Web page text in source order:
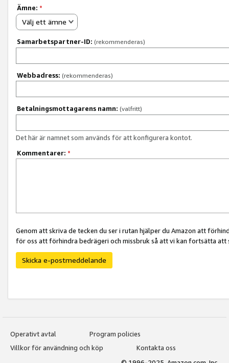
Ämne: *
Välj ett ämne
Samarbetspartner-ID: (rekommenderas)
Webbadress: (rekommenderas)
Betalningsmottagarens namn: (valfritt)
Det här är namnet som används för att konfigurera kontot.
Kommentarer: *
Genom att skriva de tecken du ser i rutan hjälper du Amazon att
för oss att förhindra bedrägeri och missbruk så att vi kan fortsätta
Skicka e-postmeddelande
Operativt avtal
Program policies
Villkor för användning och köp
Kontakta oss